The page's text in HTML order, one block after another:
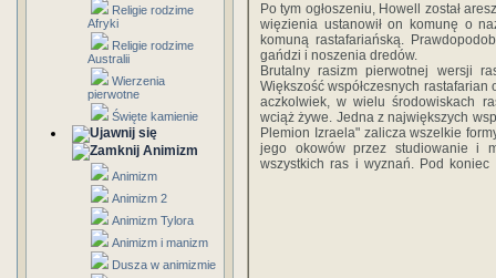
Religie rodzime
Afryki
Religie rodzime
Australii
Wierzenia
pierwotne
Święte kamienie
Animizm
Animizm
Animizm 2
Animizm Tylora
Animizm i manizm
Dusza w animizmie
Po tym ogłoszeniu, Howell został
więzienia ustanowił on komunę o
komuną rastafariańską.
gańdzi i noszenia dredów.
Brutalny rasizm pierwotnej wersji
Większość współczesnych
aczkolwiek, w wielu środowiskach
wciąż żywe. Jedna z największych
Plemion Izraela" zalicza wszelkie
jego okowów przez studiowanie i
wszystkich ras i wyznań. Pod